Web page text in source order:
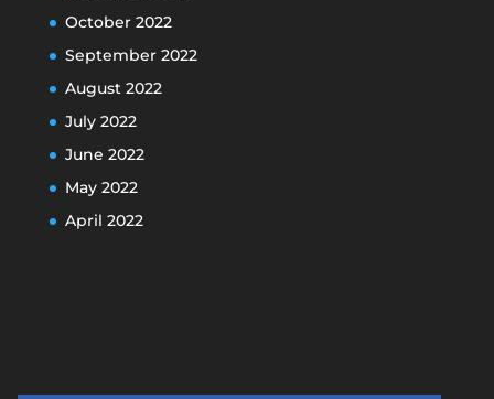
October 2022
September 2022
August 2022
July 2022
June 2022
May 2022
April 2022